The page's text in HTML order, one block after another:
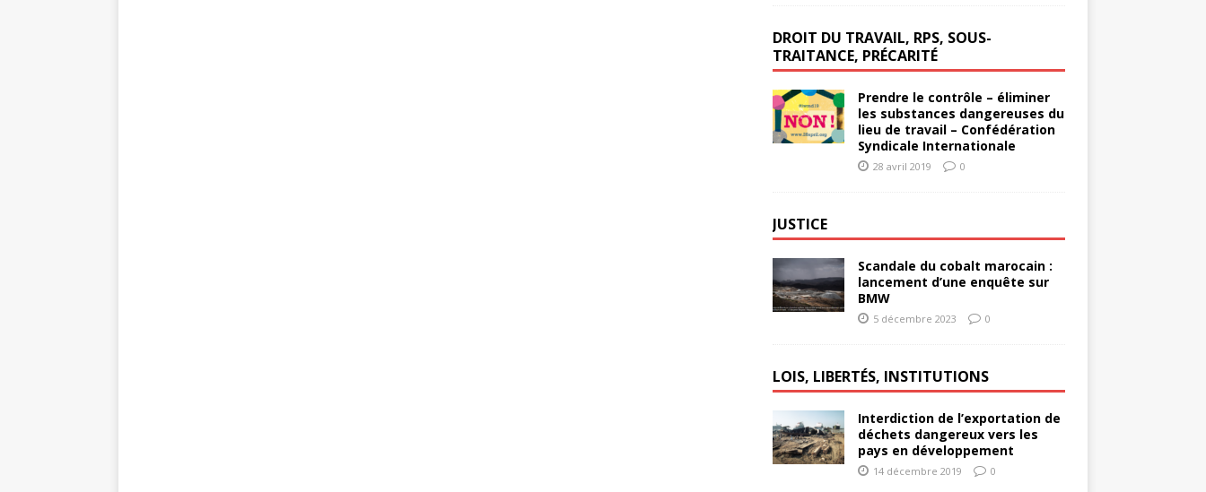
DROIT DU TRAVAIL, RPS, SOUS-
TRAITANCE, PRÉCARITÉ
Prendre le contrôle – éliminer
les substances dangereuses du
lieu de travail – Confédération
Syndicale Internationale
28 avril 2019 0
JUSTICE
Scandale du cobalt marocain :
lancement d’une enquête sur
BMW
5 décembre 2023 0
LOIS, LIBERTÉS, INSTITUTIONS
Interdiction de l’exportation de
déchets dangereux vers les
pays en développement
14 décembre 2019 0